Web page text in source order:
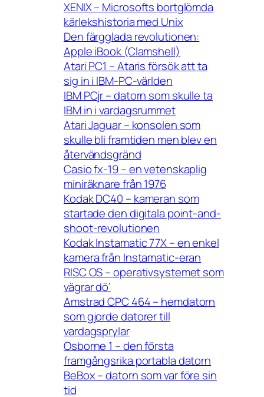
XENIX – Microsofts bortglömda
kärlekshistoria med Unix
Den färgglada revolutionen:
Apple iBook (Clamshell)
Atari PC1 – Ataris försök att ta
sig in i IBM-PC-världen
IBM PCjr – datorn som skulle ta
IBM in i vardagsrummet
Atari Jaguar – konsolen som
skulle bli framtiden men blev en
återvändsgränd
Casio fx-19 – en vetenskaplig
miniräknare från 1976
Kodak DC40 – kameran som
startade den digitala point-and-
shoot-revolutionen
Kodak Instamatic 77X – en enkel
kamera från Instamatic-eran
RISC OS – operativsystemet som
vägrar dö’
Amstrad CPC 464 – hemdatorn
som gjorde datorer till
vardagsprylar
Osborne 1 – den första
framgångsrika portabla datorn
BeBox – datorn som var före sin
tid